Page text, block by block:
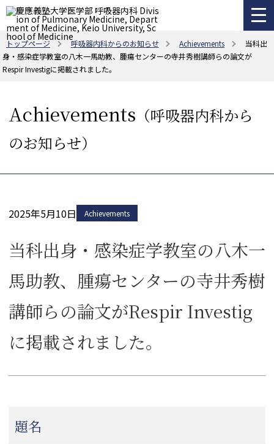
トップページ 呼吸器内科からのお知らせ Achievements
当科出
身・感染症学教室の八木一馬助教、腫瘍センターの寺井秀樹講師らの論文が
Respir Investigに掲載されました。
Achievements （呼吸器内科から
のお知らせ）
2025年5月10日 Achievements
当科出身・感染症学教室の八木一
馬助教、腫瘍センターの寺井秀樹
講師らの論文がRespir Investig
に掲載されました。
題名